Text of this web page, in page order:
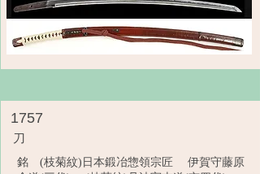
1757
刀
銘 (枝菊紋)日本鍛冶惣領宗匠 伊賀守藤原